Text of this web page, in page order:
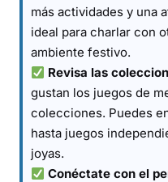
más actividades y una
ideal para charlar con
ambiente festivo.
Revisa las
gustan los juegos de
colecciones. Puedes
hasta juegos
joyas.
Conéctate con el